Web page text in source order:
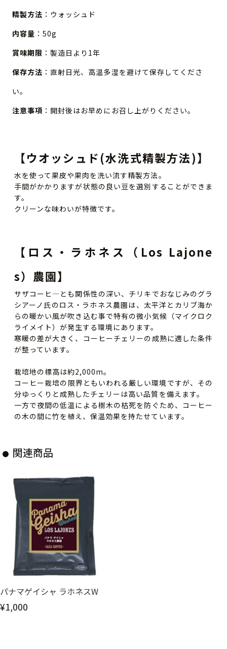
精製方法 ：ウォッシュド
内容量 ：50g
賞味期限 ：製造日より1年
保存方法 ：直射日光、高温多湿を避けて保存してくださ
い。
注意事項 ：開封後はお早めにお召し上がりください。
【ウオッシュド(水洗式精製方法)】
水を使って果皮や果肉を洗い流す精製方法。
手間がかかりますが状態の良い豆を選別することができま
す。
クリーンな味わいが特徴です。
【ロス・ラホネス（Los Lajone
s）農園】
サザコーヒ―とも関係性の深い、チリキでおなじみのグラ
シアーノ氏のロス・ラホネス農園は、太平洋とカリブ海か
らの暖かい風が吹き込む事で特有の微小気候（マイクロク
ライメイト）が発生する環境にあります。
寒暖の差が大きく、コーヒーチェリーの成熟に適した条件
が整っています。
栽培地の標高は約2,000m。
コーヒー栽培の限界ともいわれる厳しい環境ですが、その
分ゆっくりと成熟したチェリーは高い品質を備えます。
一方で夜間の低温による樹木の枯死を防ぐため、コーヒー
の木の間に竹を植え、保温効果を持たせています。
関連商品
パナマゲイシャ ラホネスW
¥1,000